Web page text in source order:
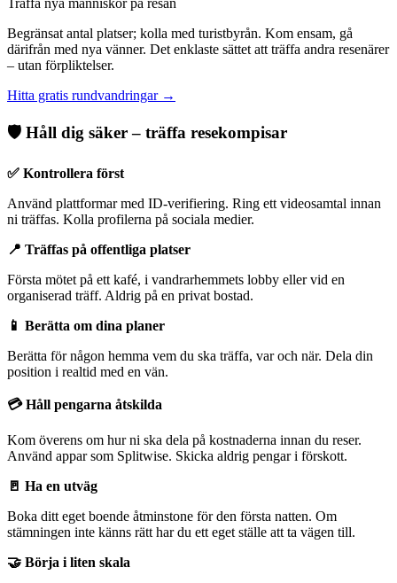
Träffa nya människor på resan
Begränsat antal platser; kolla med turistbyrån. Kom ensam, gå
därifrån med nya vänner. Det enklaste sättet att träffa andra resenärer
– utan förpliktelser.
Hitta gratis rundvandringar →
🛡 Håll dig säker – träffa resekompisar
✅ Kontrollera först
Använd plattformar med ID-verifiering. Ring ett videosamtal innan
ni träffas. Kolla profilerna på sociala medier.
📍 Träffas på offentliga platser
Första mötet på ett kafé, i vandrarhemmets lobby eller vid en
organiserad träff. Aldrig på en privat bostad.
📱 Berätta om dina planer
Berätta för någon hemma vem du ska träffa, var och när. Dela din
position i realtid med en vän.
💳 Håll pengarna åtskilda
Kom överens om hur ni ska dela på kostnaderna innan du reser.
Använd appar som Splitwise. Skicka aldrig pengar i förskott.
🚪 Ha en utväg
Boka ditt eget boende åtminstone för den första natten. Om
stämningen inte känns rätt har du ett eget ställe att ta vägen till.
🤝 Börja i liten skala